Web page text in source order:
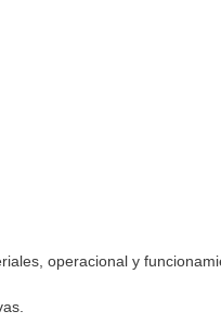
operacional y